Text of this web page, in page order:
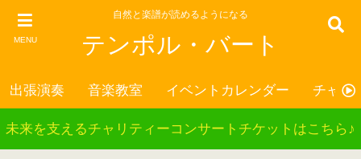
MENU
自然と楽譜が読めるようになる
テンポル・バート
出張演奏 音楽教室 イベントカレンダー チャリ
未来を支えるチャリティーコンサートチケットはこちら♪